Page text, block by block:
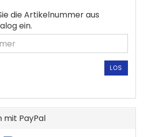
die Artikelnummer aus
ein.
LOS
mit PayPal